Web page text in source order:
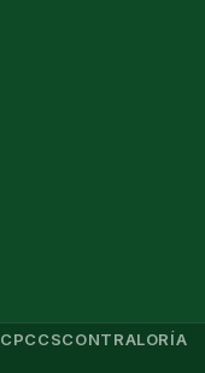
CPCCSCONTRALORÍA